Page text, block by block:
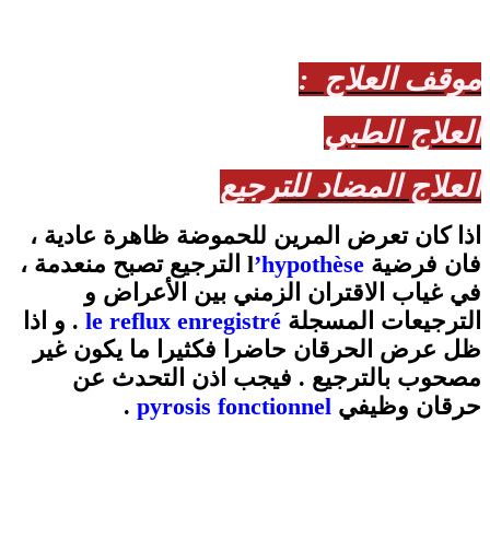
موقف العلاج :
العلاج الطبي
العلاج المضاد للترجيع
اذا كان تعرض المرين للحموضة ظاهرة عادية ،
فان فرضية l ’hypothèse
الترجيع تصبح منعدمة ،
في غياب الاقتران الزمني بين الأعراض و
الترجيعات المسجلة le reflux enregistré . و اذا
ظل عرض الحرقان حاضرا فكثيرا ما يكون غير
مصحوب بالترجيع . فيجب اذن التحدث عن
حرقان وظيفي pyrosis fonctionnel
.